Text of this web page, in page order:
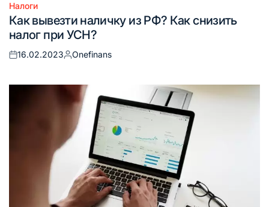
Опубликовано
в
Налоги
Как вывезти наличку из РФ? Как снизить
налог при УСН?
Опубликовано
16.02.2023
Запись
Onefinans